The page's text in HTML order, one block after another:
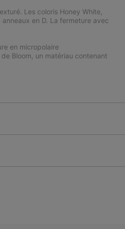
Les coloris Honey White,
en D. La fermeture avec
en micropolaire
Bloom, un matériau contenant